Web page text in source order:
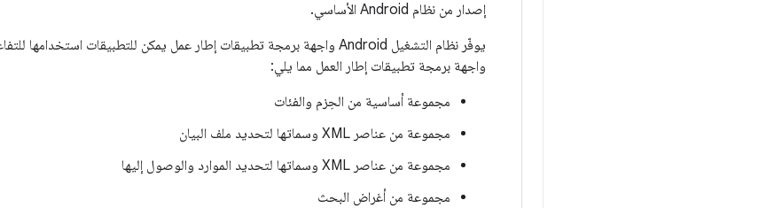
إصدار من نظام Android الأساسي.
واجهة برمجة تطبيقات إطار العمل مما يلي:
مجموعة أساسية من الحِزم والفئات
مجموعة من عناصر XML وسماتها لتحديد ملف البيان
مجموعة من عناصر XML وسماتها لتحديد الموارد والوصول إليها
مجموعة من أغراض البحث